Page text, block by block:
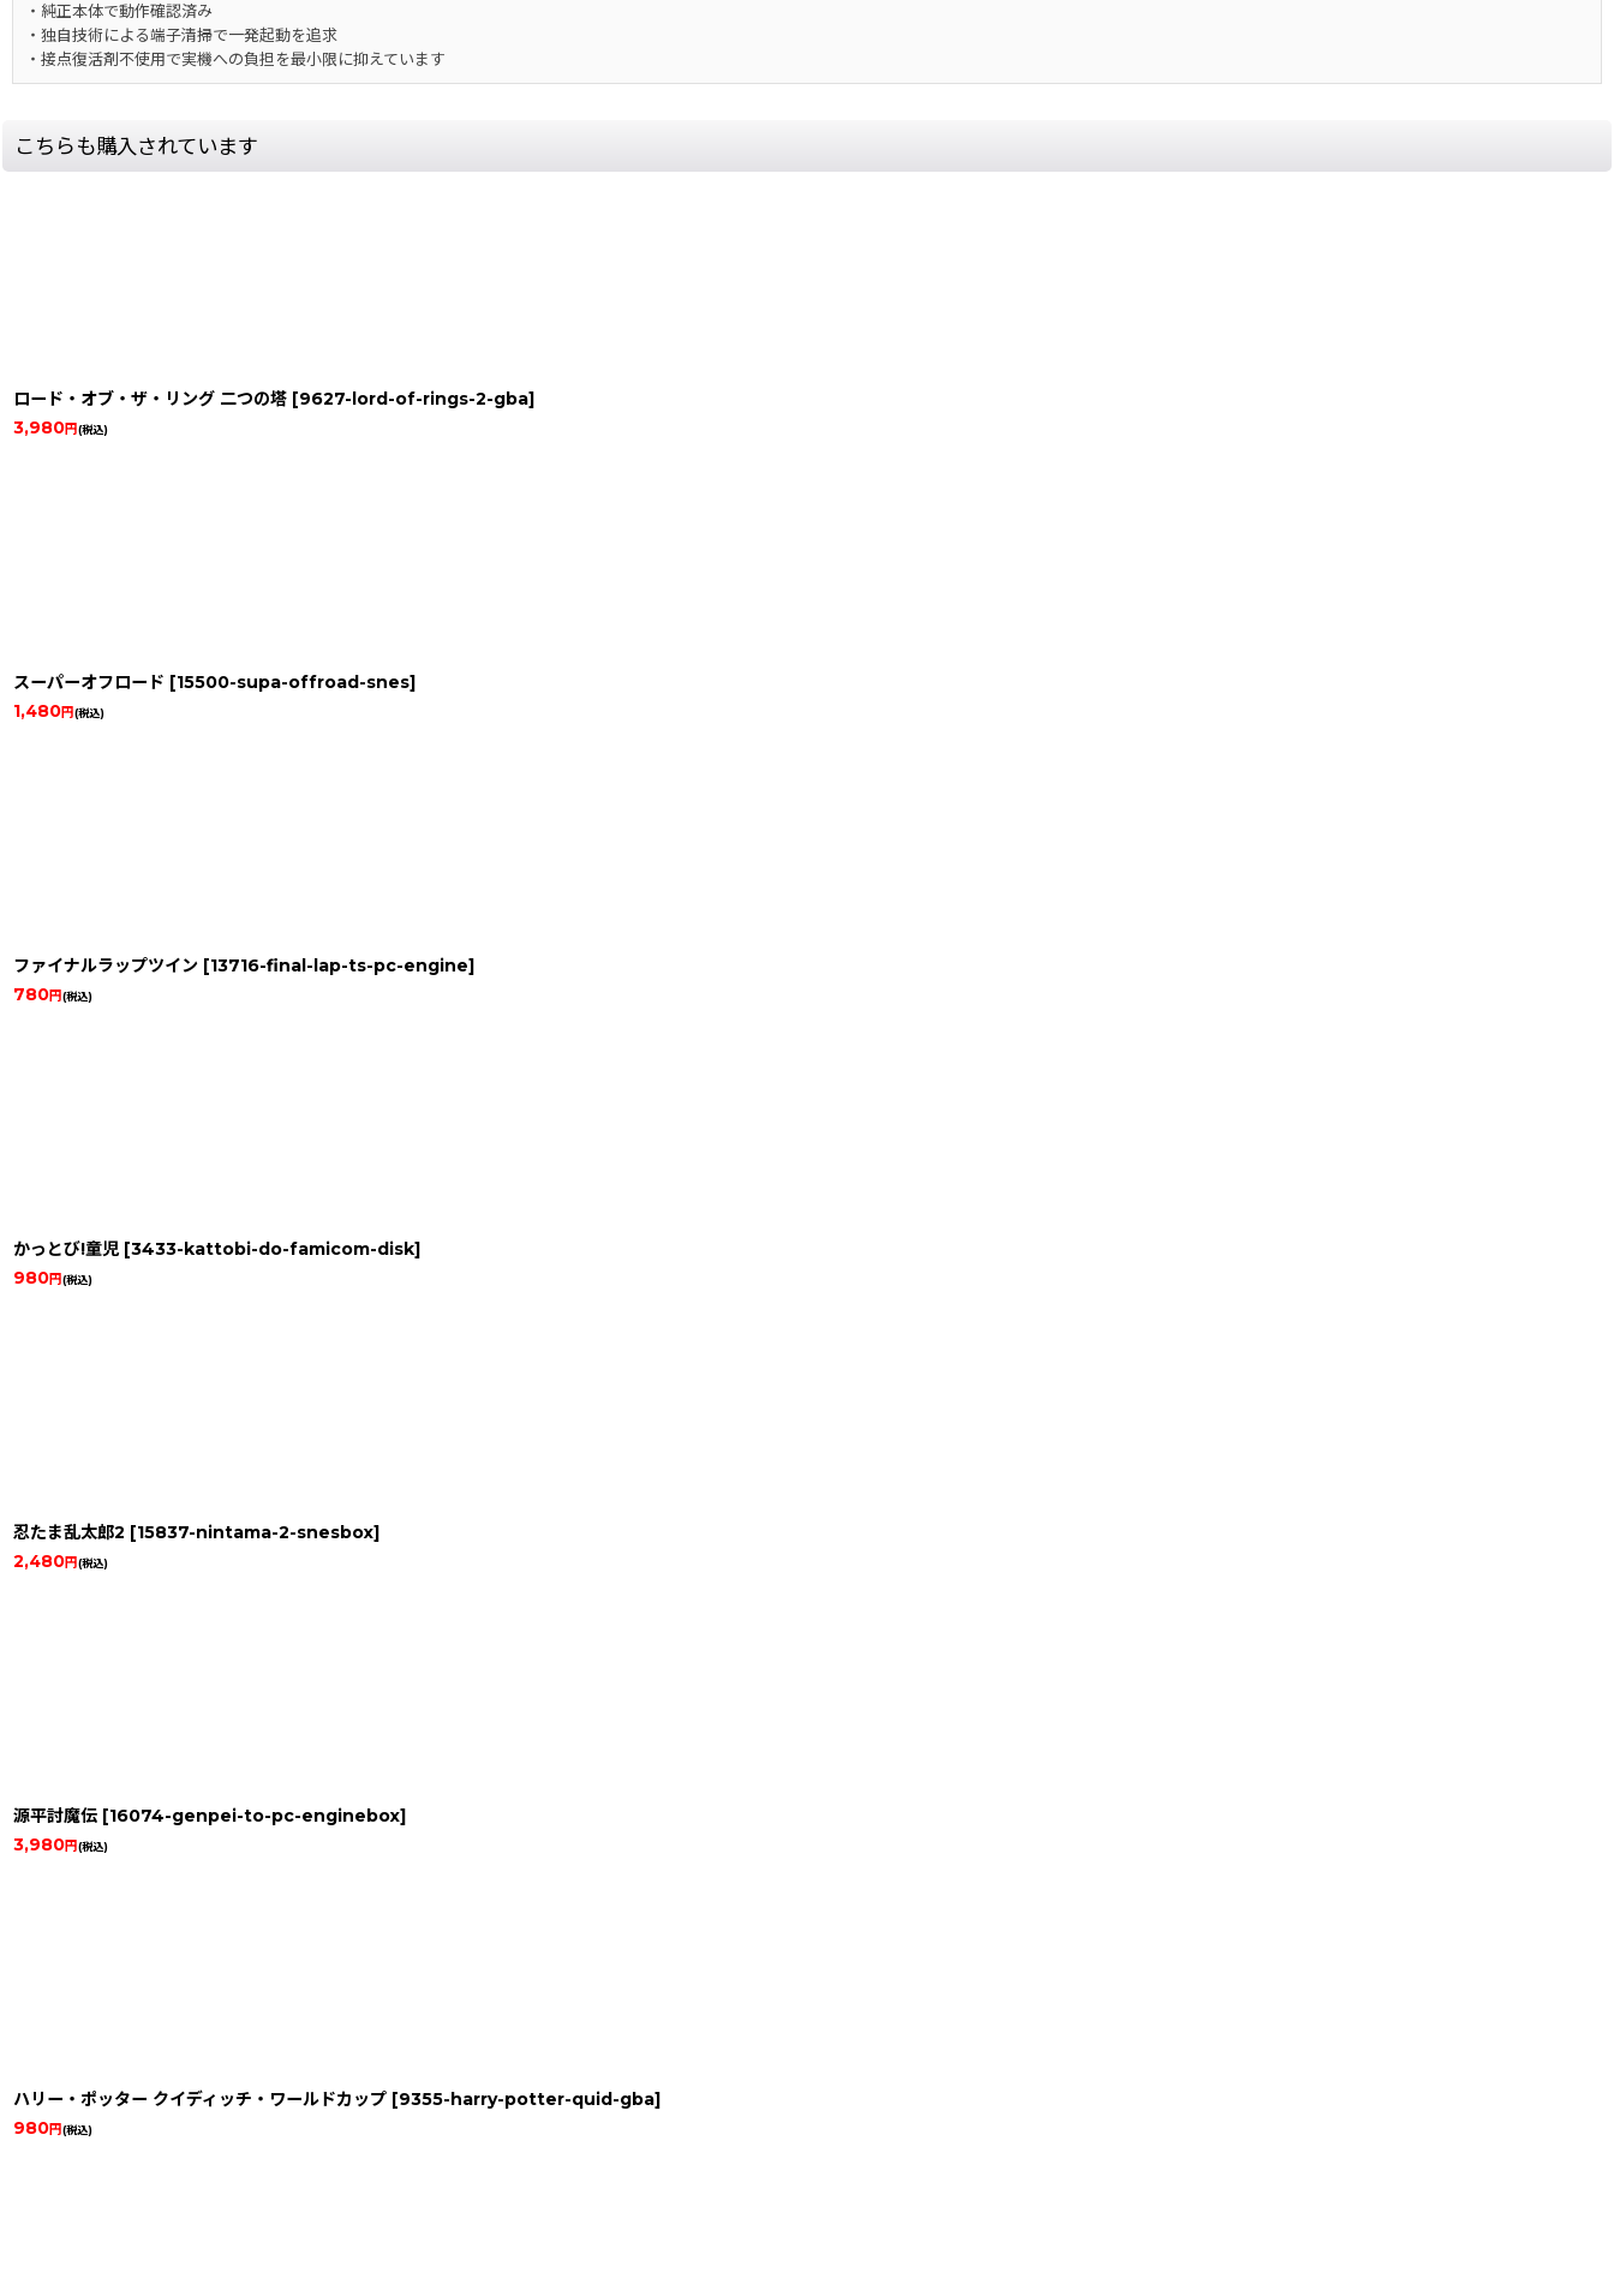
・純正本体で動作確認済み
・独自技術による端子清掃で一発起動を追求
・接点復活剤不使用で実機への負担を最小限に抑えています
こちらも購入されています
ロード・オブ・ザ・リング 二つの塔 [9627-lord-of-rings-2-gba]
3,980円(税込)
スーパーオフロード [15500-supa-offroad-snes]
1,480円(税込)
ファイナルラップツイン [13716-final-lap-ts-pc-engine]
780円(税込)
かっとび!童児 [3433-kattobi-do-famicom-disk]
980円(税込)
忍たま乱太郎2 [15837-nintama-2-snesbox]
2,480円(税込)
源平討魔伝 [16074-genpei-to-pc-enginebox]
3,980円(税込)
ハリー・ポッター クイディッチ・ワールドカップ [9355-harry-potter-quid-gba]
980円(税込)